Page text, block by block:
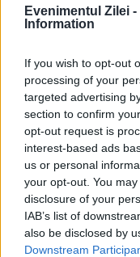
Evenimentul Zilei -
Information
If you wish to opt-out
processing of your
targeted advertising
section to confirm
opt-out request is
interest-based ads
us or personal
your opt-out. You
disclosure of your
IAB’s list of
also be disclosed by
Downstream
Bărbat